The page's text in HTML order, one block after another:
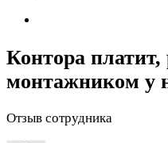
Контора платит,
монтажником у
Отзыв сотрудника